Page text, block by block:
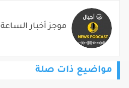
موجز أخبار الساعة 11 ص 2026/08/07
مواضيع ذات صلة